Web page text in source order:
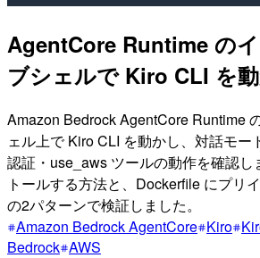
AgentCore Runtime の
ブシェルで Kiro CLI を
Amazon Bedrock AgentCore Runtime
ェル上で Kiro CLI を動かし、対話モー
認証・use_aws ツールの動作を確認し
トールする方法と、Dockerfile にプリ
の2パターンで検証しました。
Amazon Bedrock AgentCore Kiro
Bedrock AWS